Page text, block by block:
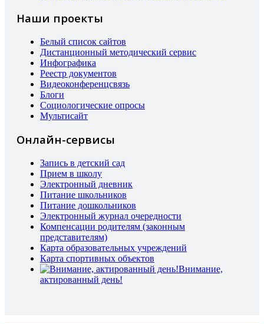
Наши проекты
Белый список сайтов
Дистанционный методический сервис
Инфографика
Реестр документов
Видеоконференцсвязь
Блоги
Социологические опросы
Мультисайт
Онлайн-сервисы
Запись в детский сад
Прием в школу
Электронный дневник
Питание школьников
Питание дошкольников
Электронный журнал очередности
Компенсации родителям (законным
представителям)
Карта образовательных учреждений
Карта спортивных объектов
Внимание,
актированный день!